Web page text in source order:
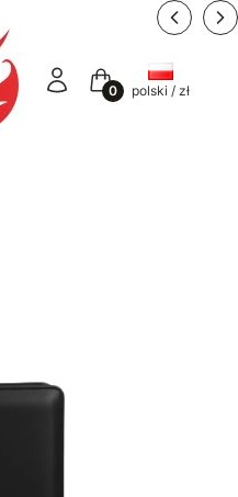
Zaloguj sięKoszyk
polski / zł